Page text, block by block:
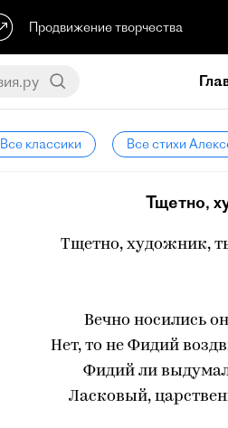
Продвижение творчества
Все классики Все стихи
Тщетно,
Тщетно, художник,
Вечно носились
Нет, то не Фидий
Фидий ли выдумал
Ласковый,